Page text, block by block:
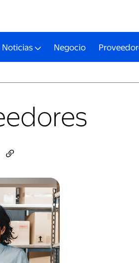
Noticias Negocio